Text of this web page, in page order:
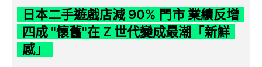
日本二手遊戲店減 90% 門市 業績反增
四成 "懷舊"在 Z 世代變成最潮「新鮮
感」